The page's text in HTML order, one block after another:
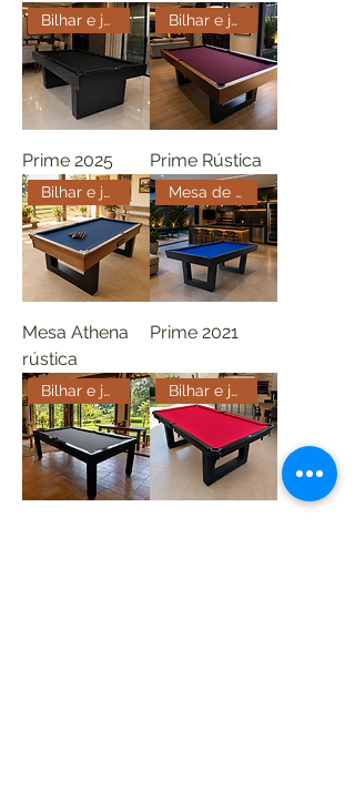
Bilhar e jantar
Prime 2025
Bilhar e jantar Rustica
Prime Rústica
Bilhar e jantar Rustica
Mesa Athena
rústica
Mesa de bilhar e jantar Rústic
Prime 2021
Bilhar e jantar Bilhar e jantar